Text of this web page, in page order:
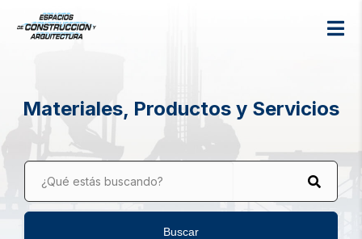
Materiales, Productos y Servicios
¿Qué estás buscando?
Buscar